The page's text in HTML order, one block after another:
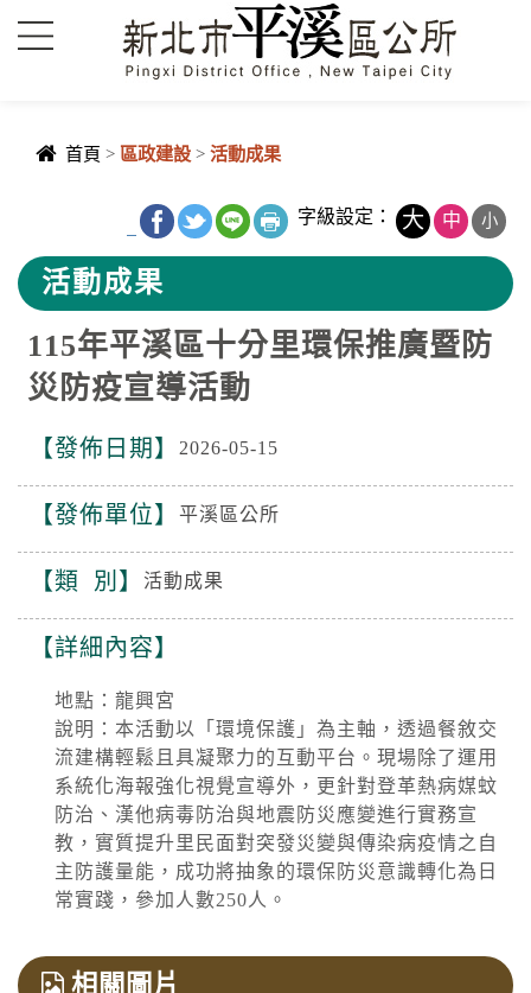
首頁 > 區政建設 > 活動成果
字級設定： 大 中 小
活動成果
115年平溪區十分里環保推廣暨防
災防疫宣導活動
發佈日期 2026-05-15
發佈單位 平溪區公所
類 別 活動成果
詳細內容
地點：龍興宮
說明：本活動以「環境保護」為主軸，透過餐敘交
流建構輕鬆且具凝聚力的互動平台。現場除了運用
系統化海報強化視覺宣導外，更針對登革熱病媒蚊
防治、漢他病毒防治與地震防災應變進行實務宣
教，實質提升里民面對突發災變與傳染病疫情之自
主防護量能，成功將抽象的環保防災意識轉化為日
常實踐，參加人數250人。
相關圖片